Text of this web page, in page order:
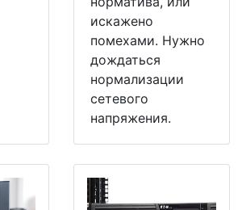
искажено
помехами. Нужно
дождаться
нормализации
сетевого
напряжения.